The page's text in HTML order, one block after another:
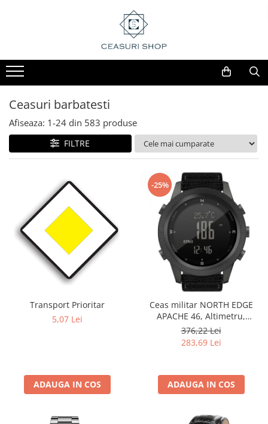
Ceasuri barbatesti
Afiseaza: 1-24 din 583 produse
FILTRE
Transport Prioritar
5,07 Lei
ADAUGA IN COS
-25%
Ceas militar NORTH EDGE
APACHE 46, Altimetru,
Barometru, Cronometru,
Termometru, Pedometru,
Busola
376,22 Lei
283,69 Lei
ADAUGA IN COS